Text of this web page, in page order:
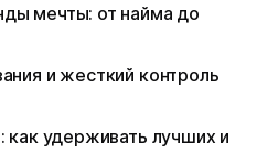
мечты: от найма до
и жесткий контроль
как удерживать лучших и